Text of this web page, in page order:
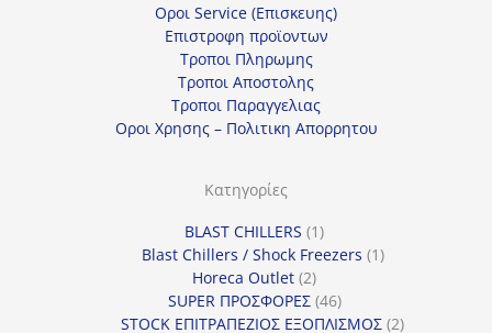
Οροι Service (Επισκευης)
Επιστροφη προϊοντων
Τροποι Πληρωμης
Τροποι Αποστολης
Τροποι Παραγγελιας
Οροι Χρησης – Πολιτικη Απορρητου
Κατηγορίες
BLAST CHILLERS 11
προϊόν
Blast Chillers / Shock Freezers 11
Horeca Outlet 22
προϊόντα
SUPER ΠΡΟΣΦΟΡΕΣ 4646
προϊόντα
STOCK ΕΠΙΤΡΑΠΕΖΙΟΣ ΕΞΟΠΛΙΣΜΟΣ 22